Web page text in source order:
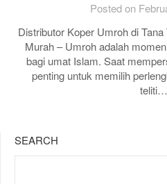
Posted on
Distributor Koper Umroh di
Murah – Umroh adalah
bagi umat Islam. Saat
penting untuk memilih
SEARCH